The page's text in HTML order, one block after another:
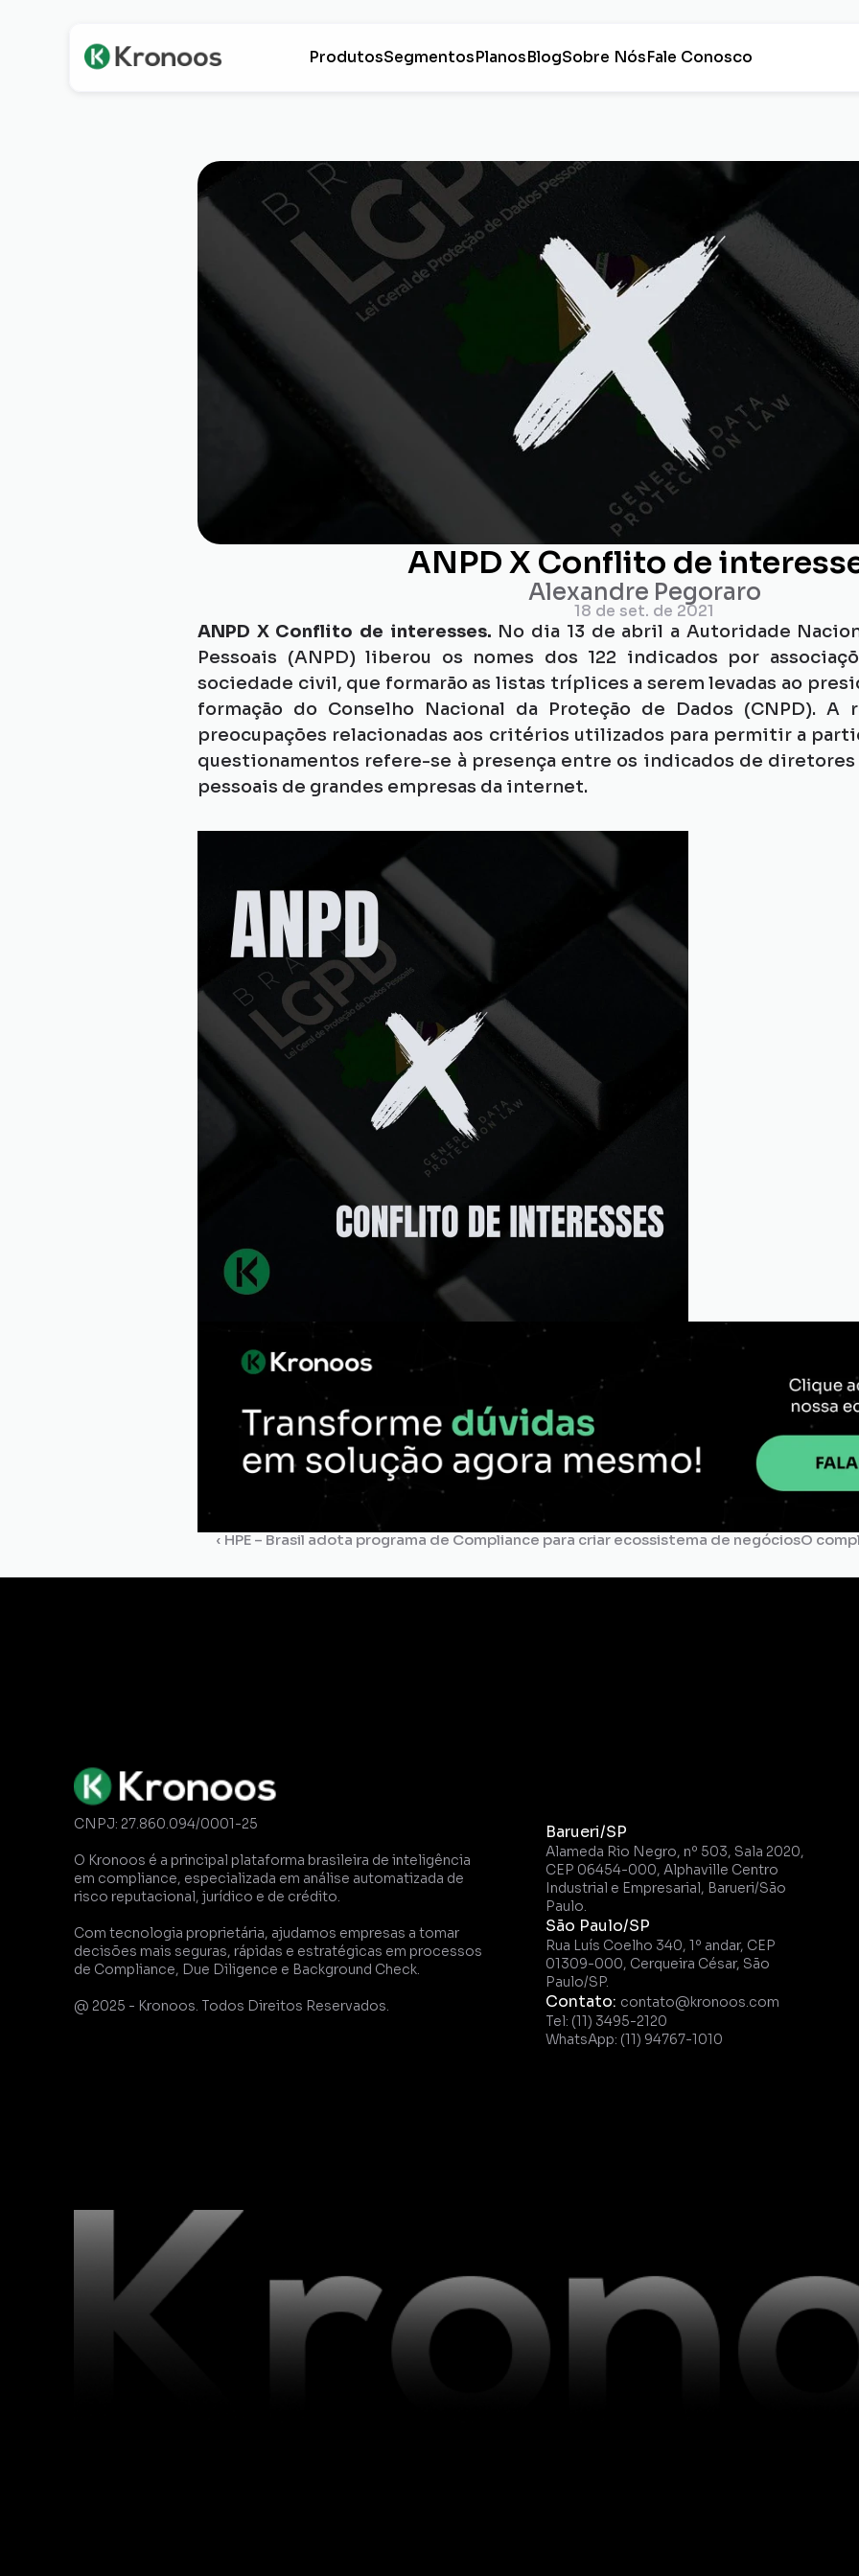
ProdutosSegmentosPlanosBlogSobre NósFale Conosco
ANPD X Conflito de
Alexandre Pegoraro
18 de set. de 2021
ANPD X Conflito de interesses. No dia 13 de abril a Autoridade
Pessoais (ANPD) liberou os nomes dos 122 indicados por
sociedade civil, que formarão as listas tríplices a serem levadas ao
formação do Conselho Nacional da Proteção de Dados (CNPD). A
preocupações relacionadas aos critérios utilizados para permitir a
questionamentos refere-se à presença entre os indicados de diretores
pessoais de grandes empresas da internet.
‹ HPE – Brasil adota programa de Compliance para criar ecossistema de negóciosO
CNPJ: 27.860.094/0001-25
O Kronoos é a principal plataforma brasileira de inteligência
em compliance, especializada em análise automatizada de
risco reputacional, jurídico e de crédito.
Com tecnologia proprietária, ajudamos empresas a tomar
decisões mais seguras, rápidas e estratégicas em processos
de Compliance, Due Diligence e Background Check.
@ 2025 - Kronoos. Todos Direitos Reservados.
Barueri/SP
Alameda Rio Negro, nº 503, Sala 2020,
CEP 06454-000, Alphaville Centro
Industrial e Empresarial, Barueri/São
Paulo.
São Paulo/SP
Rua Luís Coelho 340, 1º andar, CEP
01309-000, Cerqueira César, São
Paulo/SP.
Contato: contato@kronoos.com
Tel: (11) 3495-2120
WhatsApp: (11) 94767-1010